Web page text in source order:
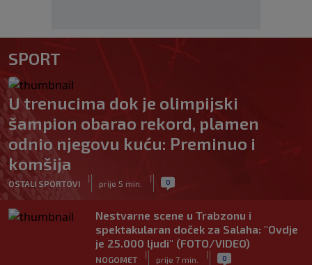
SPORT
U trenucima dok je olimpijski
šampion obarao rekord, plamen
odnio njegovu kuću: Preminuo i
komšija
OSTALI SPORTOVI
|
prije 5 min.
| 0
Nestvarne scene u Trabzonu i
spektakularan doček za Salaha: "Ovdje
je 25.000 ljudi" (FOTO/VIDEO)
NOGOMET
|
prije 7 min.
| 0